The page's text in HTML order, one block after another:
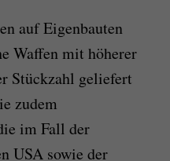
auf Eigenbauten
Waffen mit höherer
Stückzahl geliefert
zudem
im Fall der
USA sowie der